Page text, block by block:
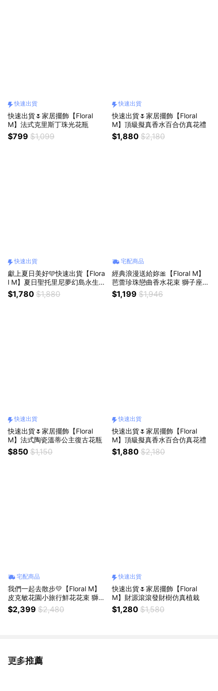
快速出貨
快速出貨🌷家居擺飾【Floral
M】法式克里斯丁珠光花瓶
$799 $1,099
快速出貨
快速出貨🌷家居擺飾【Floral
M】頂級擬真香水百合仿真花禮
$1,880 $2,180
快速出貨
獻上夏日美好🩵快速出貨【Flora
l M】夏日聖托里尼夢幻島永生花
禮（贈送5ml香氛油）獅子座生
日禮物 開幕喬遷升遷花禮
$1,780 $1,880
宅配商品
經典浪漫送給妳🎀【Floral M】
芭蕾珍珠戀曲香水花束 獅子座生
日快樂 情人節花束
$1,199 $1,946
快速出貨
快速出貨🌷家居擺飾【Floral
M】法式陶瓷溫蒂公主復古花瓶
$850 $1,150
快速出貨
快速出貨🌷家居擺飾【Floral
M】頂級擬真香水百合仿真花禮
$1,880 $2,180
宅配商品
我們一起去散步💛【Floral M】
皮克敏花園小旅行鮮花花束 獅子
座生日禮物 畢業花束
$2,399 $2,480
快速出貨
快速出貨🌷家居擺飾【Floral
M】財源滾滾發財樹仿真植栽
$1,280 $1,580
更多推薦
看更多